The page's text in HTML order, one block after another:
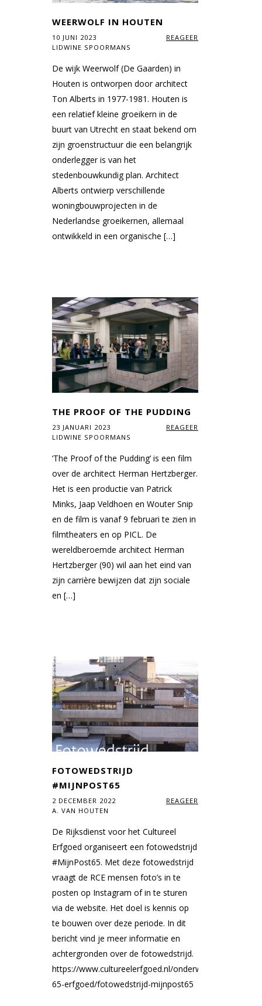
WEERWOLF IN HOUTEN
10 JUNI 2023
REAGEER
LIDWINE SPOORMANS
De wijk Weerwolf (De Gaarden) in
Houten is ontworpen door architect
Ton Alberts in 1977-1981. Houten is
een relatief kleine groeikern in de
buurt van Utrecht en staat bekend om
zijn groenstructuur die een belangrijk
onderlegger is van het
stedenbouwkundig plan. Architect
Alberts ontwierp verschillende
woningbouwprojecten in de
Nederlandse groeikernen, allemaal
ontwikkeld in een organische […]
THE PROOF OF THE PUDDING
23 JANUARI 2023
REAGEER
LIDWINE SPOORMANS
‘The Proof of the Pudding’ is een film
over de architect Herman Hertzberger.
Het is een productie van Patrick
Minks, Jaap Veldhoen en Wouter Snip
en de film is vanaf 9 februari te zien in
filmtheaters en op PICL. De
wereldberoemde architect Herman
Hertzberger (90) wil aan het eind van
zijn carrière bewijzen dat zijn sociale
en […]
FOTOWEDSTRIJD
#MIJNPOST65
2 DECEMBER 2022
REAGEER
A. VAN HOUTEN
De Rijksdienst voor het Cultureel
Erfgoed organiseert een fotowedstrijd
#MijnPost65. Met deze fotowedstrijd
vraagt de RCE mensen foto’s in te
posten op Instagram of in te sturen
via de website. Het doel is kennis op
te bouwen over deze periode. In dit
bericht vind je meer informatie en
achtergronden over de fotowedstrijd.
https://www.cultureelerfgoed.nl/onderwerpen/post-
65-erfgoed/fotowedstrijd-mijnpost65